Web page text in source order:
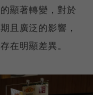
顯著轉變，對於
且廣泛的影響，
在明顯差異。